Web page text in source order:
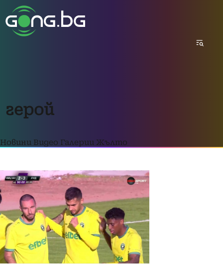
герой
Новини Видео Галерии Жълто